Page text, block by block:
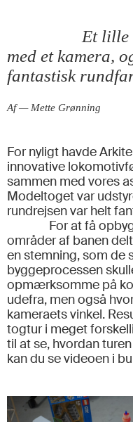
Et lille
med et kamera,
fantastisk
Af — Mette Grønning
For nyligt havde
innovative
sammen med vores
Modeltoget var
rundrejsen var helt
For at få
områder af banen
en stemning, som de
byggeprocessen
opmærksomme på
udefra, men også
kameraets vinkel.
togtur i meget
til at se, hvordan
kan du se videoen i